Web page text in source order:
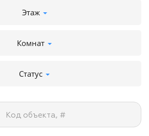
Этаж
Комнат
Статус
Код объекта, #